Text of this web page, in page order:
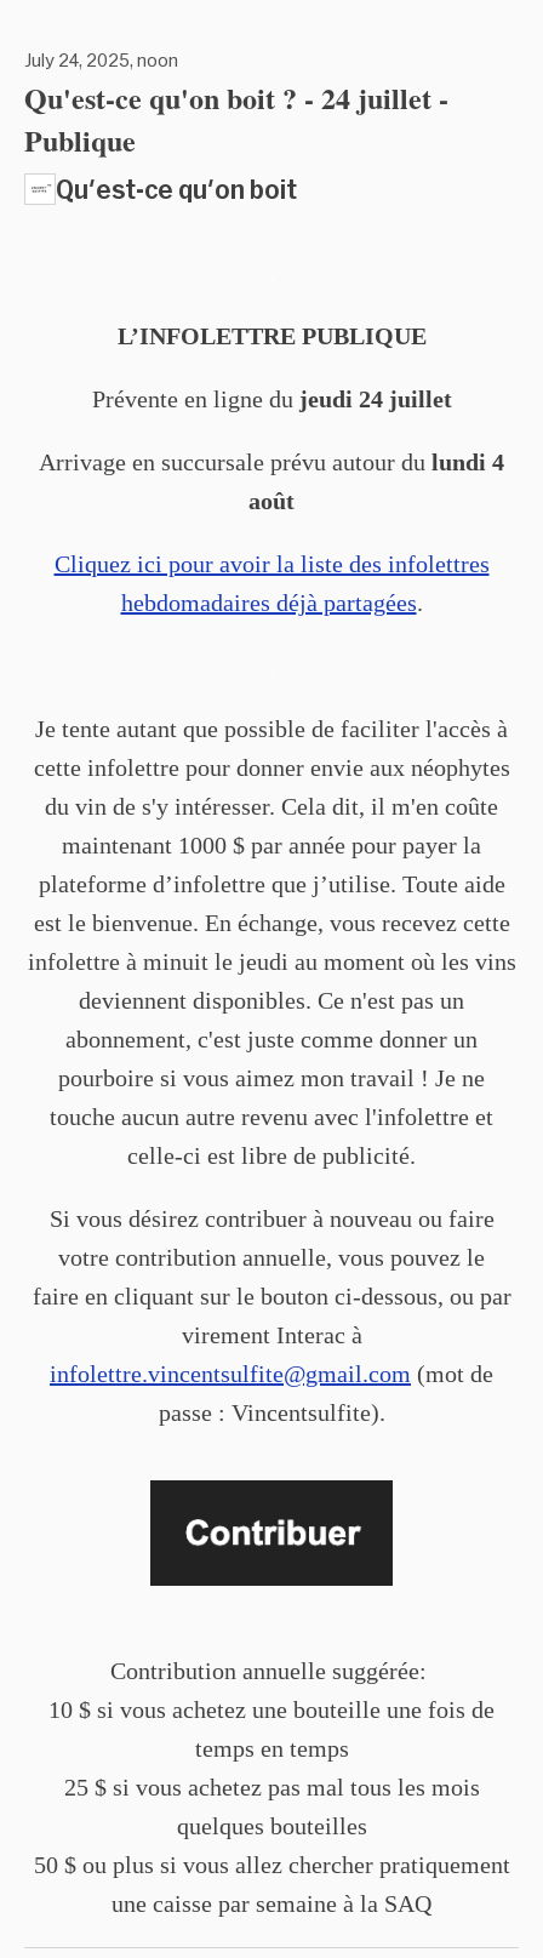
July 24, 2025, noon
Qu'est-ce qu'on boit ? - 24 juillet -
Publique
Qu'est-ce qu'on boit
L’INFOLETTRE PUBLIQUE
Prévente en ligne du jeudi 24 juillet
Arrivage en succursale prévu autour du lundi 4
août
Cliquez ici pour avoir la liste des infolettres
hebdomadaires déjà partagées.
Je tente autant que possible de faciliter l'accès à
cette infolettre pour donner envie aux néophytes
du vin de s'y intéresser. Cela dit, il m'en coûte
maintenant 1000 $ par année pour payer la
plateforme d’infolettre que j’utilise. Toute aide
est le bienvenue. En échange, vous recevez cette
infolettre à minuit le jeudi au moment où les vins
deviennent disponibles. Ce n'est pas un
abonnement, c'est juste comme donner un
pourboire si vous aimez mon travail ! Je ne
touche aucun autre revenu avec l'infolettre et
celle-ci est libre de publicité.
Si vous désirez contribuer à nouveau ou faire
votre contribution annuelle, vous pouvez le
faire en cliquant sur le bouton ci-dessous, ou par
virement Interac à
infolettre.vincentsulfite@gmail.com (mot de
passe : Vincentsulfite).
Contribution annuelle suggérée:
10 $ si vous achetez une bouteille une fois de
temps en temps
25 $ si vous achetez pas mal tous les mois
quelques bouteilles
50 $ ou plus si vous allez chercher pratiquement
une caisse par semaine à la SAQ